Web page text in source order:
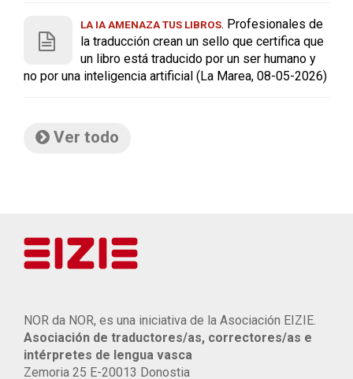
LA IA AMENAZA TUS LIBROS. Profesionales de
la traducción crean un sello que certifica que
un libro está traducido por un ser humano y
no por una inteligencia artificial (La Marea, 08-05-2026)
Ver todo
NOR da NOR, es una iniciativa de la Asociación EIZIE.
Asociación de traductores/as, correctores/as e
intérpretes de lengua vasca
Zemoria 25 E-20013 Donostia